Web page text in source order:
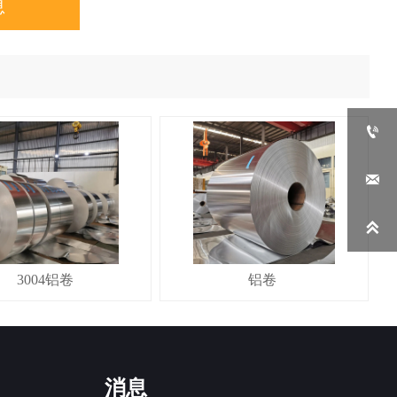
3004铝卷 铝卷
消息


